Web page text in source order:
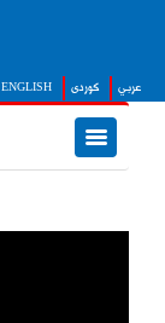
ENGLISH كوردى عربي